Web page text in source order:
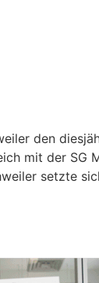
den
mit der SG
setzte